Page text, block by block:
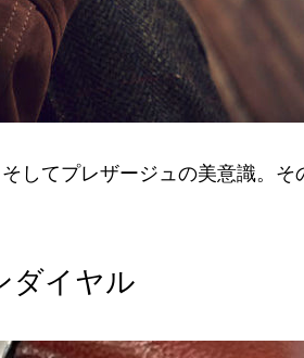
してプレザージュの美意識。
ダイヤル